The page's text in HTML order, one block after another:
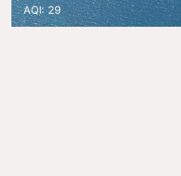
AQI: 29